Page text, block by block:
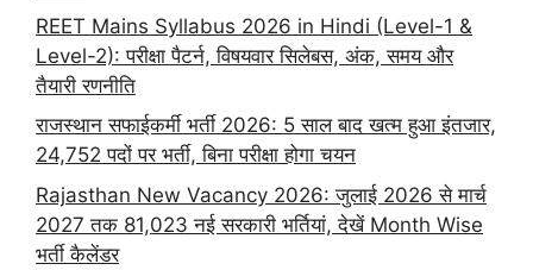
REET Mains Syllabus 2026 in Hindi (Level-1 &
Level-2): परीक्षा पैटर्न, विषयवार सिलेबस, अंक, समय और
तैयारी रणनीति
राजस्थान सफाईकर्मी भर्ती 2026: 5 साल बाद खत्म हुआ इंतजार,
24,752 पदों पर भर्ती, बिना परीक्षा होगा चयन
Rajasthan New Vacancy 2026: जुलाई 2026 से मार्च
2027 तक 81,023 नई सरकारी भर्तियां, देखें Month Wise
भर्ती कैलेंडर